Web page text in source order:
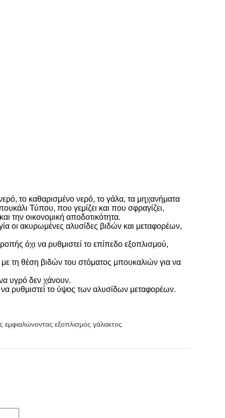
το καθαρισμένο νερό, το γάλα, τα μηχανήματα
Τύπου, που γεμίζει και που σφραγίζει,
την οικονομική αποδοτικότητα.
οι ακυρωμένες αλυσίδες βιδών και μεταφορέων,
όχι να ρυθμιστεί το επίπεδο εξοπλισμού,
τη θέση βιδών του στόματος μπουκαλιών για να
υγρό δεν χάνουν.
ρυθμιστεί το ύψος των αλυσίδων μεταφορέων.
εμφιαλώνοντας εξοπλισμός γάλακτος